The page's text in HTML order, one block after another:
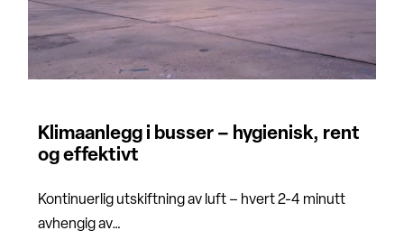
Klimaanlegg i busser – hygienisk, rent
og effektivt
Kontinuerlig utskiftning av luft – hvert 2-4 minutt
avhengig av…